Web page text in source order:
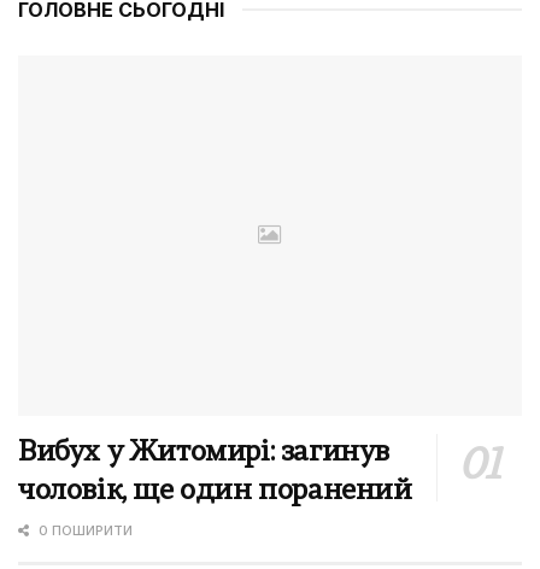
ГОЛОВНЕ СЬОГОДНІ
Вибух у Житомирі: загинув
чоловік, ще один поранений
0 ПОШИРИТИ